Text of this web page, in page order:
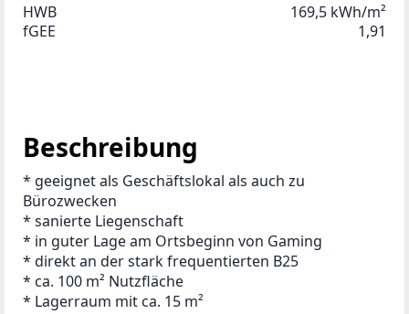
HWB
169,5 kWh/m²
fGEE
1,91
Beschreibung
* geeignet als Geschäftslokal als auch zu
Bürozwecken
* sanierte Liegenschaft
* in guter Lage am Ortsbeginn von Gaming
* direkt an der stark frequentierten B25
* ca. 100 m² Nutzfläche
* Lagerraum mit ca. 15 m²